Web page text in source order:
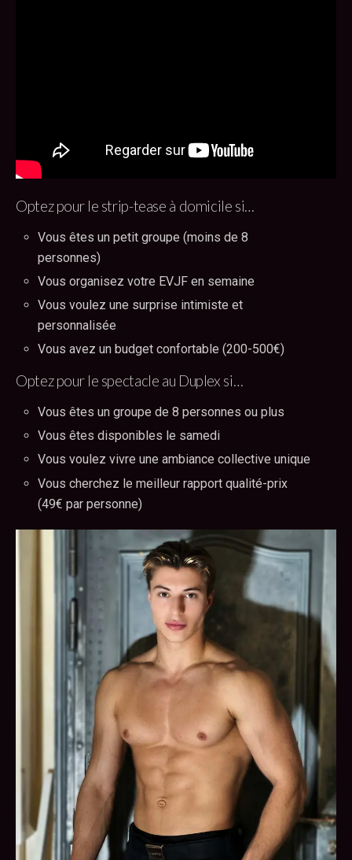
Optez pour le strip-tease à domicile si…
Vous êtes un petit groupe (moins de 8
personnes)
Vous organisez votre EVJF en semaine
Vous voulez une surprise intimiste et
personnalisée
Vous avez un budget confortable (200-500€)
Optez pour le spectacle au Duplex si…
Vous êtes un groupe de 8 personnes ou plus
Vous êtes disponibles le samedi
Vous voulez vivre une ambiance collective unique
Vous cherchez le meilleur rapport qualité-prix
(49€ par personne)